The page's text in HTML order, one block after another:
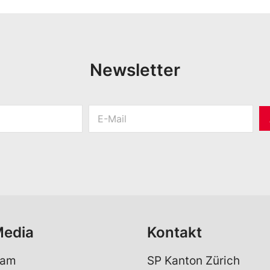
Newsletter
E
M
Kontakt
SP Kanton Zürich